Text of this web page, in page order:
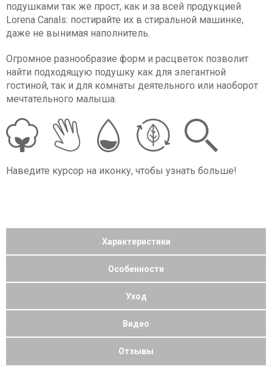
подушками так же прост, как и за всей продукцией
Lorena Canals: постирайте их в стиральной машинке,
даже не вынимая наполнитель.
Огромное разнообразие форм и расцветок позволит
найти подходящую подушку как для элегантной
гостиной, так и для комнаты деятельного или наоборот
мечтательного малыша.
Наведите курсор на иконку, чтобы узнать больше!
Характеристики
Особенности
Уход
Видео
Отзывы